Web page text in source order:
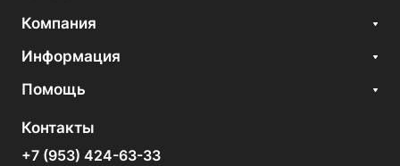
Компания
Информация
Помощь
Контакты
+7 (953) 424-63-33